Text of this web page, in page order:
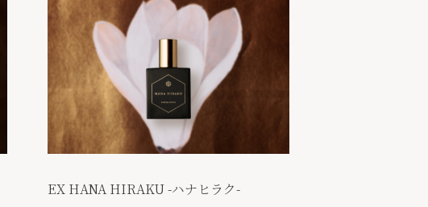
EX HANA HIRAKU -ハナヒラク-